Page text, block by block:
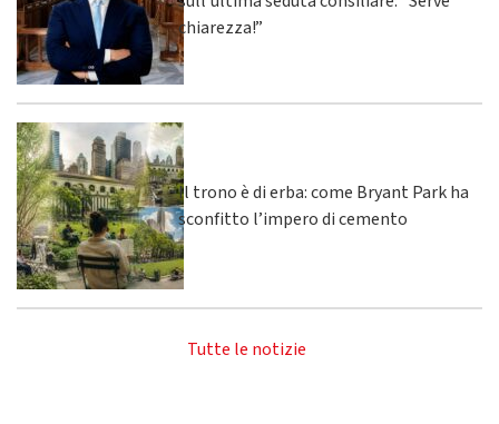
chiarezza!”
Il trono è di erba: come Bryant Park ha
sconfitto l’impero di cemento
Tutte le notizie